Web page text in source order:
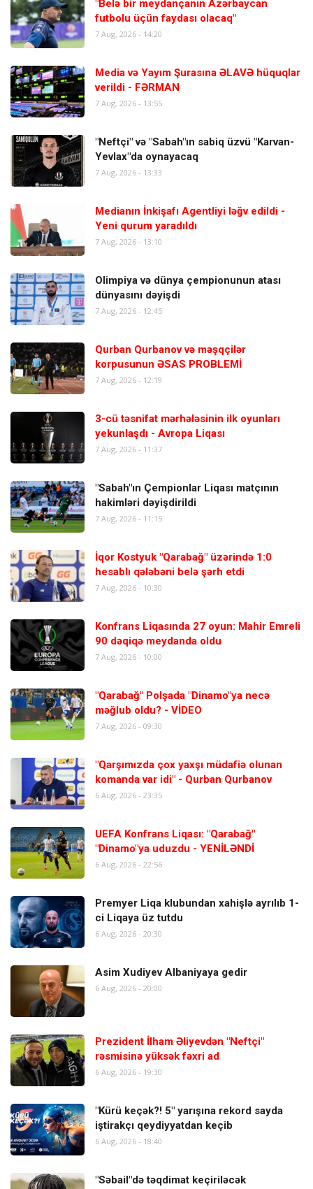
"Belə bir meydançanın Azərbaycan
futbolu üçün faydası olacaq"
7 Aug, 2026 - 14:20
Media və Yayım Şurasına ƏLAVƏ hüquqlar
verildi - FƏRMAN
7 Aug, 2026 - 13:55
"Neftçi" və "Sabah"ın sabiq üzvü "Karvan-
Yevlax"da oynayacaq
7 Aug, 2026 - 13:33
Medianın İnkişafı Agentliyi ləğv edildi -
Yeni qurum yaradıldı
7 Aug, 2026 - 13:10
Olimpiya və dünya çempionunun atası
dünyasını dəyişdi
7 Aug, 2026 - 12:45
Qurban Qurbanov və məşqçilər
korpusunun ƏSAS PROBLEMİ
7 Aug, 2026 - 12:19
3-cü təsnifat mərhələsinin ilk oyunları
yekunlaşdı - Avropa Liqası
7 Aug, 2026 - 11:37
"Sabah"ın Çempionlar Liqası matçının
hakimləri dəyişdirildi
7 Aug, 2026 - 11:15
İqor Kostyuk "Qarabağ" üzərində 1:0
hesablı qələbəni belə şərh etdi
7 Aug, 2026 - 10:30
Konfrans Liqasında 27 oyun: Mahir Emreli
90 dəqiqə meydanda oldu
7 Aug, 2026 - 10:00
"Qarabağ" Polşada "Dinamo"ya necə
məğlub oldu? - VİDEO
7 Aug, 2026 - 09:30
"Qarşımızda çox yaxşı müdafiə olunan
komanda var idi" - Qurban Qurbanov
6 Aug, 2026 - 23:35
UEFA Konfrans Liqası: "Qarabağ"
"Dinamo"ya uduzdu - YENİLƏNDİ
6 Aug, 2026 - 22:56
Premyer Liqa klubundan xahişlə ayrılıb 1-
ci Liqaya üz tutdu
6 Aug, 2026 - 20:30
Asim Xudiyev Albaniyaya gedir
6 Aug, 2026 - 20:00
Prezident İlham Əliyevdən "Neftçi"
rəsmisinə yüksək fəxri ad
6 Aug, 2026 - 19:30
"Kürü keçək?! 5" yarışına rekord sayda
iştirakçı qeydiyyatdan keçib
6 Aug, 2026 - 18:40
"Səbail"də təqdimat keçiriləcək